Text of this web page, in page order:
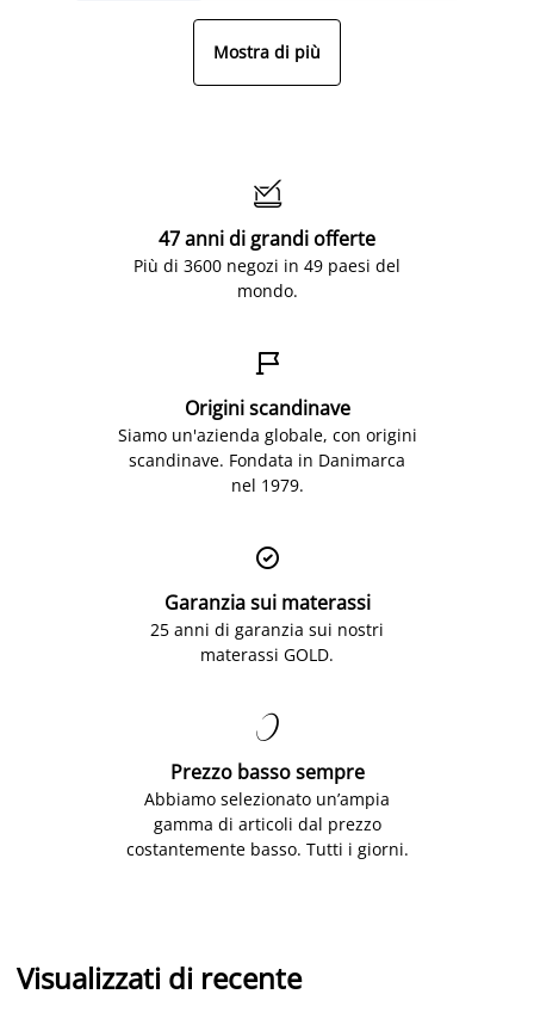
Mostra di più

47 anni di grandi offerte
Più di 3600 negozi in 49 paesi del
mondo.

Origini scandinave
Siamo un'azienda globale, con origini
scandinave. Fondata in Danimarca
nel 1979.

Garanzia sui materassi
25 anni di garanzia sui nostri
materassi GOLD.

Prezzo basso sempre
Abbiamo selezionato un’ampia
gamma di articoli dal prezzo
costantemente basso. Tutti i giorni.
Visualizzati di recente